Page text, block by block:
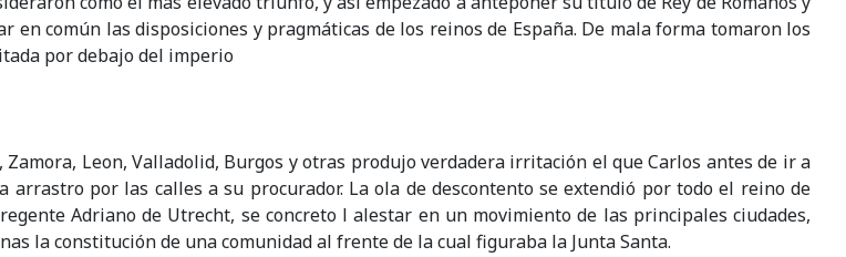
común las disposiciones y pragmáticas de los reinos de España. De mala forma tomaron los
por debajo del imperio
Leon, Valladolid, Burgos y otras produjo verdadera irritación el que Carlos antes de ir a
arrastro por las calles a su procurador. La ola de descontento se extendió por todo el reino de
Adriano de Utrecht, se concreto l alestar en un movimiento de las principales ciudades,
la constitución de una comunidad al frente de la cual figuraba la Junta Santa.